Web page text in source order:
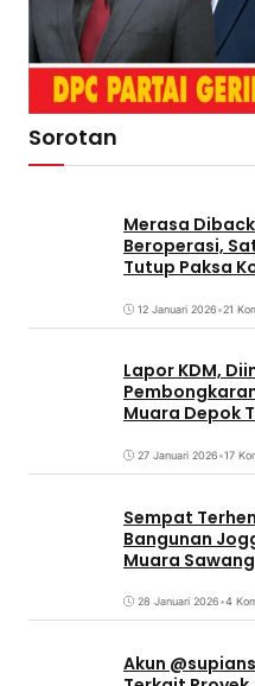
Sorotan
Merasa
Beroperasi,
Tutup Paksa
12 Januari 2026•21
Lapor KDM,
Muara Depok
27 Januari 2026•17
Sempat
Bangunan
Muara
28 Januari 2026•4
Akun